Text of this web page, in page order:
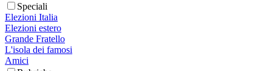
Speciali
Elezioni Italia
Elezioni estero
Grande Fratello
L'isola dei famosi
Amici